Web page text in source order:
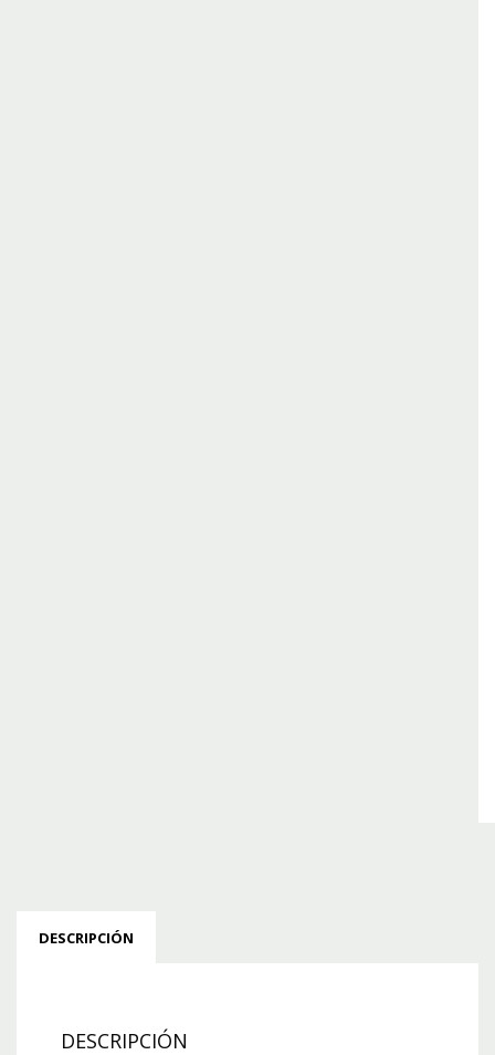
DESCRIPCIÓN
DESCRIPCIÓN